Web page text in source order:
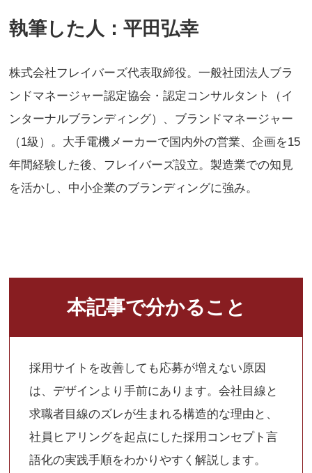
執筆した人：平田弘幸
株式会社フレイバーズ代表取締役。一般社団法人ブラ
ンドマネージャー認定協会・認定コンサルタント（イ
ンターナルブランディング）、ブランドマネージャー
（1級）。大手電機メーカーで国内外の営業、企画を15
年間経験した後、フレイバーズ設立。製造業での知見
を活かし、中小企業のブランディングに強み。
本記事で分かること
採用サイトを改善しても応募が増えない原因
は、デザインより手前にあります。会社目線と
求職者目線のズレが生まれる構造的な理由と、
社員ヒアリングを起点にした採用コンセプト言
語化の実践手順をわかりやすく解説します。